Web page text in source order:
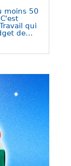
moins 50
qui
de...